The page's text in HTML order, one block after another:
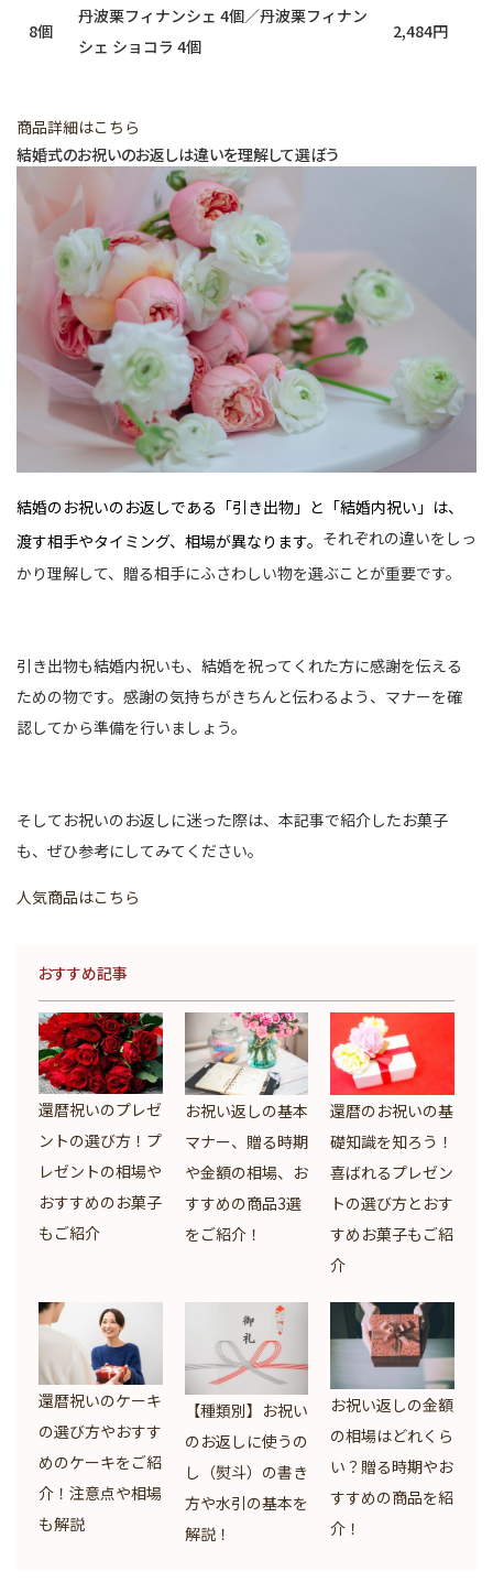
8個
丹波栗フィナンシェ 4個／丹波栗フィナン
シェ ショコラ 4個
2,484円
商品詳細はこちら
結婚式のお祝いのお返しは違いを理解して選ぼう
結婚のお祝いのお返しである「引き出物」と「結婚内祝い」は、
渡す相手やタイミング、相場が異なります。 それぞれの違いをしっ
かり理解して、贈る相手にふさわしい物を選ぶことが重要です。
引き出物も結婚内祝いも、結婚を祝ってくれた方に感謝を伝える
ための物です。感謝の気持ちがきちんと伝わるよう、マナーを確
認してから準備を行いましょう。
そしてお祝いのお返しに迷った際は、本記事で紹介したお菓子
も、ぜひ参考にしてみてください。
人気商品はこちら
おすすめ記事
還暦祝いのプレゼ
ントの選び方！プ
レゼントの相場や
おすすめのお菓子
もご紹介
お祝い返しの基本
マナー、贈る時期
や金額の相場、お
すすめの商品3選
をご紹介！
還暦のお祝いの基
礎知識を知ろう！
喜ばれるプレゼン
トの選び方とおす
すめお菓子もご紹
介
還暦祝いのケーキ
の選び方やおすす
めのケーキをご紹
介！注意点や相場
も解説
【種類別】お祝い
のお返しに使うの
し（熨斗）の書き
方や水引の基本を
解説！
お祝い返しの金額
の相場はどれくら
い？贈る時期やお
すすめの商品を紹
介！